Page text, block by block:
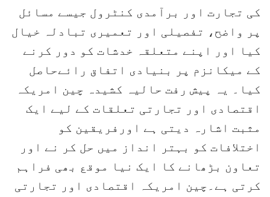
کی تجارت اور برآمدی کنٹرول جیسے مسائل
پر واضح، تفصیلی اور تعمیری تبادلہ خیال
کیا اور اپنے متعلقہ خدشات کو دور کرنے
کے میکانزم پر بنیادی اتفاق رائےحاصل
کیا۔ یہ پیش رفت حالیہ کشیدہ چین امریکہ
اقتصادی اور تجارتی تعلقات کے لیے ایک
مثبت اشارہ دیتی ہے اورفریقین کو
اختلافات کو بہتر انداز میں حل کر نے اور
تعاون بڑھانے کا ایک نیا موقع بھی فراہم
کرتی ہے۔چین امریکہ اقتصادی اور تجارتی